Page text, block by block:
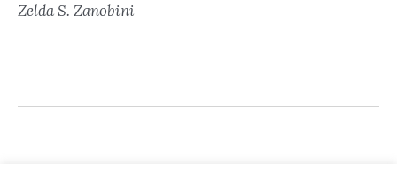
Zelda S. Zanobini